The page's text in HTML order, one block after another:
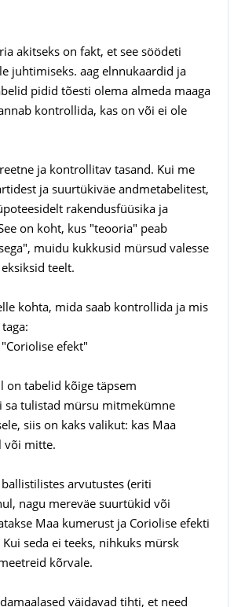
akitseks on fakt, et see söödeti
juhtimiseks. aag elnnukaardid ja
pidid tõesti olema almeda maaga
kontrollida, kas on või ei ole
ja kontrollitav tasand. Kui me
ja suurtükiväe andmetabelitest,
rakendusfüüsika ja
on koht, kus "teooria" peab
muidu kukkusid mürsud valesse
teelt.
kohta, mida saab kontrollida ja mis
efekt"
on tabelid kõige täpsem
sa tulistad mürsu mitmekümne
siis on kaks valikut: kas Maa
või mitte.
arvutustes (eriti
nagu mereväe suurtükid või
Maa kumerust ja Coriolise efekti
seda ei teeks, nihkuks mürsk
kõrvale.
väidavad tihti, et need